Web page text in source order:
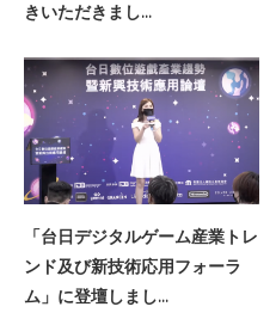
きいただきまし…
「台日デジタルゲーム産業トレ
ンド及び新技術応用フォーラ
ム」に登壇しまし…